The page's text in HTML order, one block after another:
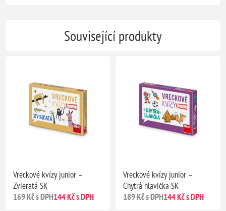
Související produkty
Vreckové kvízy junior –
Zvieratá SK
169 Kč s DPH144 Kč s DPH
Vreckové kvízy junior –
Chytrá hlavička SK
189 Kč s DPH144 Kč s DPH